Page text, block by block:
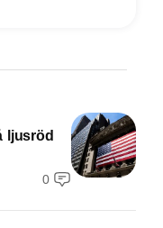
ljusröd
0